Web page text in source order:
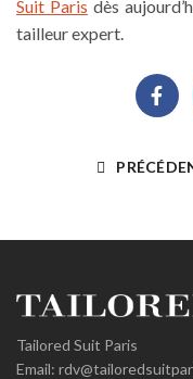
Suit Paris dès
tailleur expert.
Tailored Suit Paris
Email: